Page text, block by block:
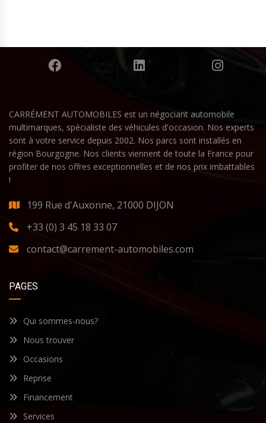
CARRÉMENT AUTOMOBILES est un négociant automobile
multimarques, spécialiste des véhicules d'occasion. Nos experts
sont à votre service depuis 2002. Nos parcs sont installés en
région Bourgogne. Nos clients viennent de toute la France pour
profiter de nos offres exceptionnelles et de nos prix imbattables
!
199 Rue d'Auxonne, 21000 DIJON
+33 (0) 3 45 18 33 07
contact@carrement-automobiles.com
PAGES
Qui sommes-nous?
Nous trouver
Occasions
Reprise
Financement
Services